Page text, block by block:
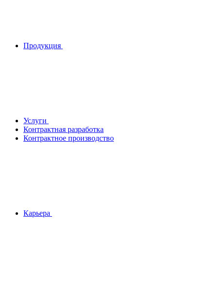
Продукция
Услуги
Контрактная разработка
Контрактное производство
Карьера